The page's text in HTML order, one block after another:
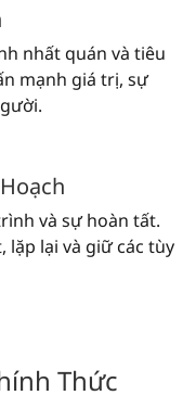
nhất quán và tiêu
mạnh giá trị, sự
và sự hoàn tất.
lặp lại và giữ các tùy
Thức